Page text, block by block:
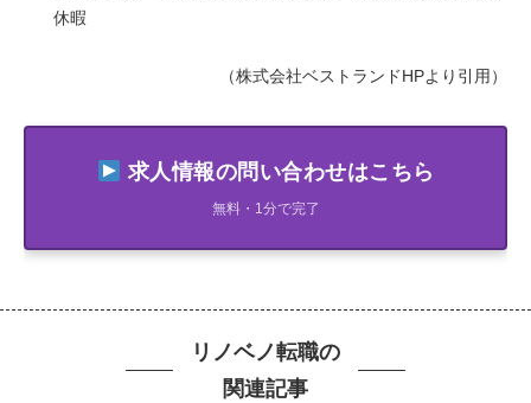
休暇
（株式会社ベストランドHPより引用）
求人情報の問い合わせはこちら
無料・1分で完了
リノベノ転職の
関連記事